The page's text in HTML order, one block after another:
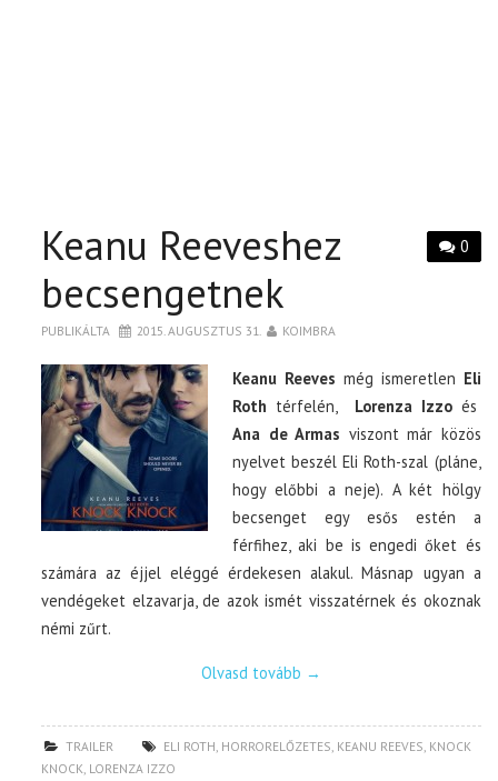
0
Keanu Reeveshez
becsengetnek
PUBLIKÁLTA 2015. AUGUSZTUS 31. KOIMBRA
Keanu Reeves még ismeretlen Eli
Roth térfelén, Lorenza Izzoés
Ana de Armas viszont már közös
nyelvet beszél Eli Roth-szal (pláne,
hogy előbbi a neje). A két hölgy
becsenget egy esős estén a
férfihez, aki be is engedi őket és
számára az éjjel eléggé érdekesen alakul. Másnap ugyan a
vendégeket elzavarja, de azok ismét visszatérnek és okoznak
némi zűrt.
Olvasd tovább →
TRAILER ELI ROTH, HORRORELŐZETES, KEANU REEVES, KNOCK
KNOCK, LORENZA IZZO